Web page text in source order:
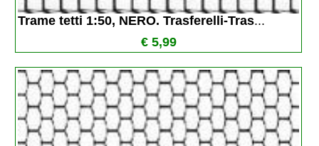
Trame tetti 1:50, NERO. Trasferelli-Tras...
€ 5,99